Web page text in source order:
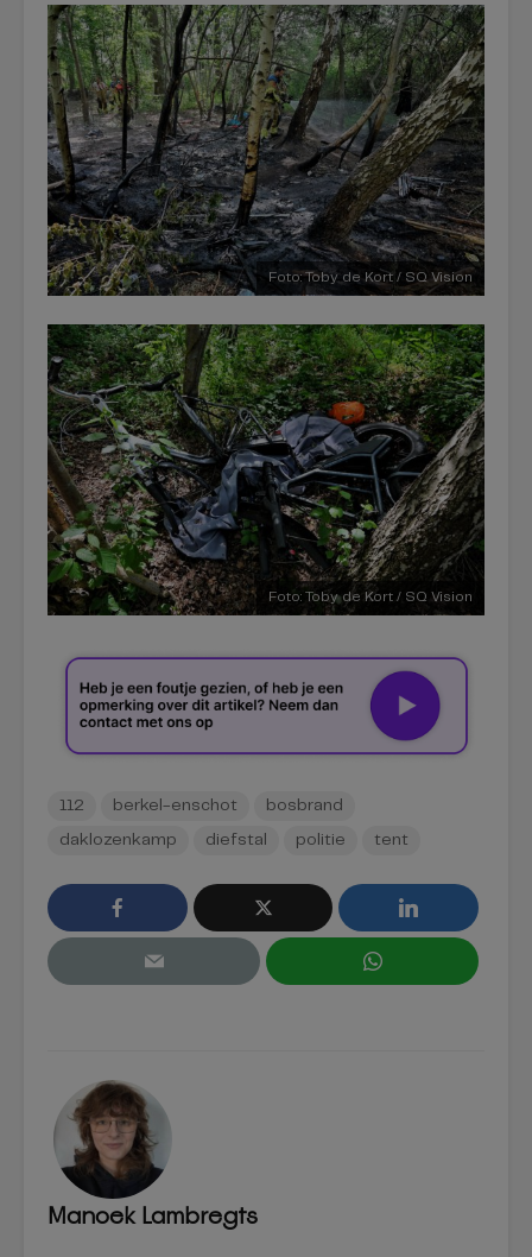
Foto: Toby de Kort / SQ Vision
Foto: Toby de Kort / SQ Vision
112 berkel-enschot bosbrand
daklozenkamp diefstal politie tent
Manoek Lambregts